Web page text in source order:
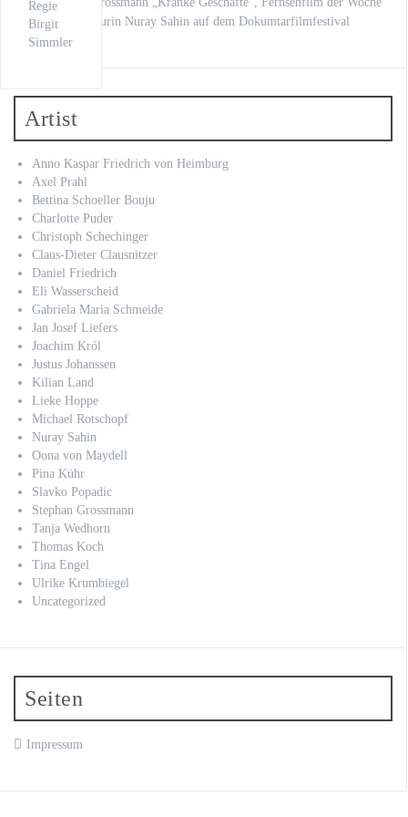
Regie
Birgit
Simmler
unsere Regisseurin Nuray Sahin auf dem Dokumtarfilmfestival
Artist
Anno Kaspar Friedrich von Heimburg
Axel Prahl
Bettina Schoeller Bouju
Charlotte Puder
Christoph Schechinger
Claus-Dieter Clausnitzer
Daniel Friedrich
Eli Wasserscheid
Gabriela Maria Schmeide
Jan Josef Liefers
Joachim Król
Justus Johanssen
Kilian Land
Lieke Hoppe
Michael Rotschopf
Nuray Sahin
Oona von Maydell
Pina Kühr
Slavko Popadic
Stephan Grossmann
Tanja Wedhorn
Thomas Koch
Tina Engel
Ulrike Krumbiegel
Uncategorized
Seiten
Impressum